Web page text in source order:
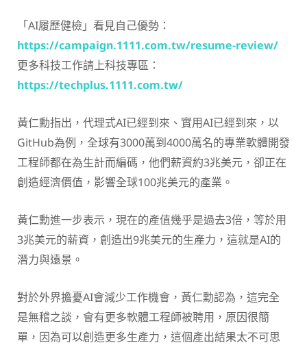
「AI履歷健檢」看見自己優勢：
https://campaign.1111.com.tw/resume-review/
更多科技工作請上科技專區：
https://techplus.1111.com.tw/
黃仁勳指出，代理式AI已經到來、實用AI已經到來，以
GitHub為例，全球有3000萬到4000萬名的專業軟體開發
工程師都在為生計而編碼，他們薪資約3兆美元，卻正在
創造經濟價值，影響全球100兆美元的產業。
黃仁勳進一步表示，現在的產值幾乎是過去3倍，等於用
3兆美元的薪資，創造出9兆美元的生產力，這就是AI的
潛力與遠景。
對於外界擔憂AI會減少工作機會，黃仁勳認為，這完全
是無稽之談，會有更多軟體工程師被聘用，原因很簡
單，因為可以創造更多生產力，這個產出結果太不可思